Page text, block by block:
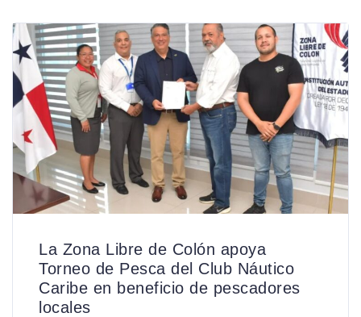
La Zona Libre de Colón apoya
Torneo de Pesca del Club Náutico
Caribe en beneficio de pescadores
locales